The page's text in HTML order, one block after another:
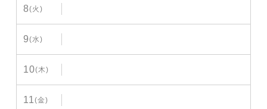
8(火)
9(水)
10(木)
11(金)